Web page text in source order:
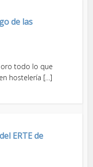
de las
oro todo lo que
hostelería […]
ERTE de